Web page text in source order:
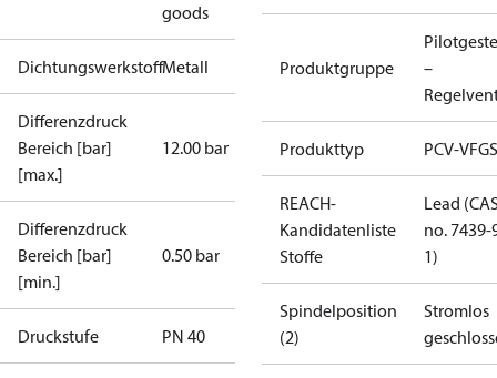
goods
DichtungswerkstoffMetall
Differenzdruck
Bereich [bar]
[max.]
12.00 bar
Differenzdruck
Bereich [bar]
[min.]
0.50 bar
Druckstufe PN 40
Produktgruppe
–
Produkttyp PCV-
REACH-
Kandidatenliste
Stoffe
Lead
no. 7439-
1)
Spindelposition
(2)
Stromlos